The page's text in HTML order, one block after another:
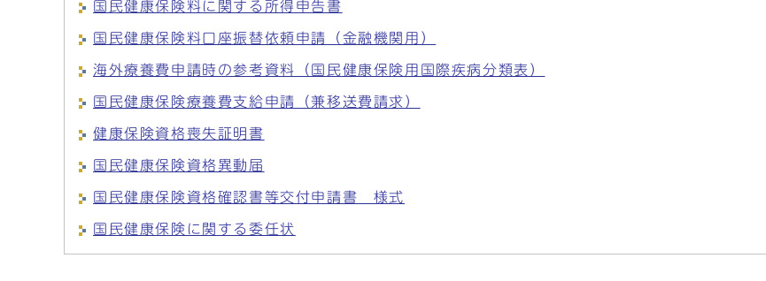
国民健康保険料に関する所得申告書
国民健康保険料口座振替依頼申請（金融機関用）
海外療養費申請時の参考資料（国民健康保険用国際疾病分類表）
国民健康保険療養費支給申請（兼移送費請求）
健康保険資格喪失証明書
国民健康保険資格異動届
国民健康保険資格確認書等交付申請書 様式
国民健康保険に関する委任状